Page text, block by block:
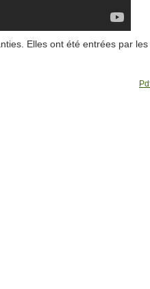
Elles ont été entrées par